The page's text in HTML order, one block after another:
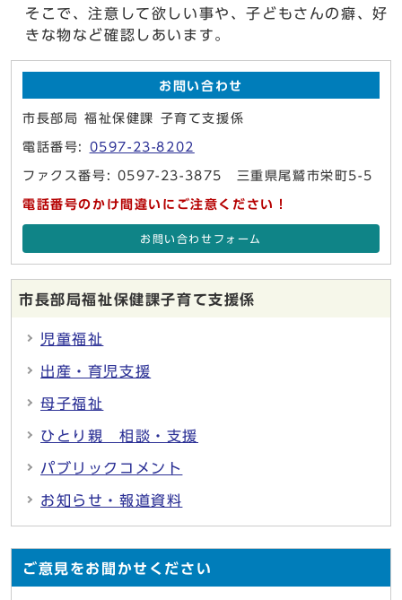
そこで、注意して欲しい事や、子どもさんの癖、好
きな物など確認しあいます。
お問い合わせ
市長部局 福祉保健課 子育て支援係
電話番号: 0597-23-8202
ファクス番号: 0597-23-3875 三重県尾鷲市栄町5-5
電話番号のかけ間違いにご注意ください！
お問い合わせフォーム
市長部局福祉保健課子育て支援係
児童福祉
出産・育児支援
母子福祉
ひとり親 相談・支援
パブリックコメント
お知らせ・報道資料
ご意見をお聞かせください